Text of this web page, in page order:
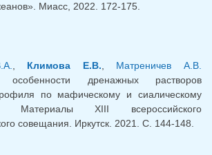
Миасс, 2022. 172-175.
Климова Е.В.
Матреничев А.В.
особенности дренажных растворов
по мафическому и сиалическому
Материалы XIII всероссийского
совещания. Иркутск. 2021. С. 144-148.